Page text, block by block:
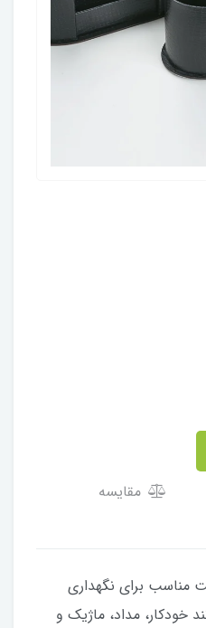
مقایسه
مناسب برای نگهداری
خودکار، مداد، ماژیک و